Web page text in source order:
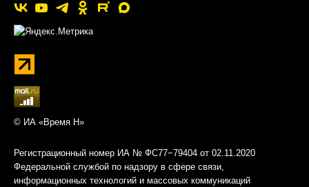
© ИА «Время Н»
Регистрационный номер ИА № ФС77−79404 от 02.11.2020
Федеральной службой по надзору в сфере связи,
информационных технологий и массовых коммуникаций